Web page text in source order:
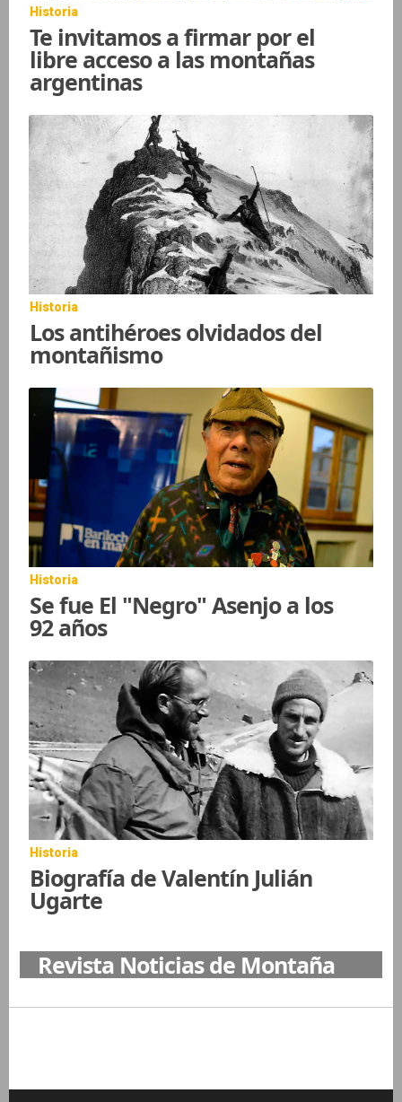
Historia
Te invitamos a firmar por el
libre acceso a las montañas
argentinas
Historia
Los antihéroes olvidados del
montañismo
Historia
Se fue El "Negro" Asenjo a los
92 años
Historia
Biografía de Valentín Julián
Ugarte
Revista Noticias de Montaña